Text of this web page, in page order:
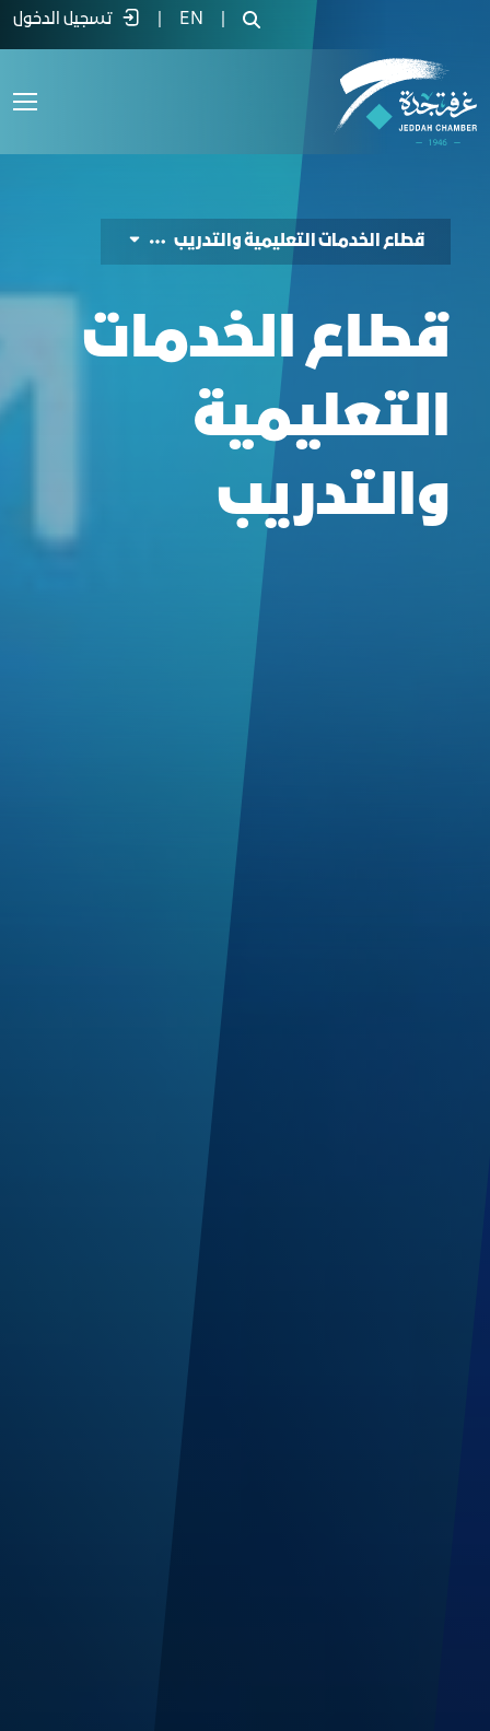
دليل الفرص الاستثمارية لقطاع التعليم
EN تسجيل الدخول
قطاع الخدمات التعليمية والتدريب
قطاع الخدمات
التعليمية
والتدريب